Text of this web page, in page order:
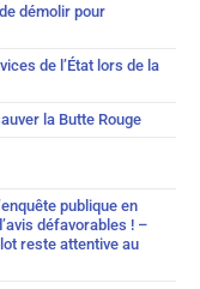
démolir pour
de l’État lors de la
la Butte Rouge
publique en
défavorables ! –
reste attentive au